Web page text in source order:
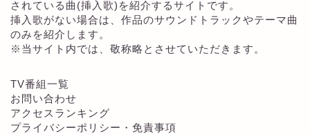
されている曲(挿入歌)を紹介するサイトです。
挿入歌がない場合は、作品のサウンドトラックやテーマ曲
のみを紹介します。
※当サイト内では、敬称略とさせていただきます。
TV番組一覧
お問い合わせ
アクセスランキング
プライバシーポリシー・免責事項